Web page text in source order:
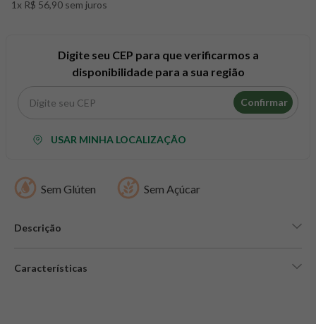
1x R$ 56,90 sem juros
Digite seu CEP para que verificarmos a
disponibilidade para a sua região
Confirmar
USAR MINHA LOCALIZAÇÃO
Sem Glúten Sem Açúcar
Descrição
Características
8º snack proteico mundo verde
creatina mundo verde